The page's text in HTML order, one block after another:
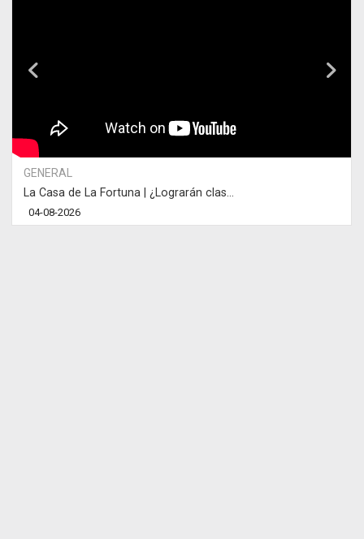
GENERAL
La Casa de La Fortuna | ¿Lograrán clas...
04-08-2026